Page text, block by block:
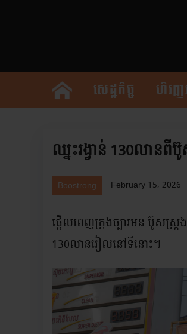
សេដ្ឋកិច្ច ហិរញ្ញ
ឈ្នះរង្វាន់ 130លានពី
Boostrong February 15, 2026
ផ្អើលពេញក្រុងច្បារមន ប៊ូសស្រ្
130លានរៀលនៅទីនោះ។